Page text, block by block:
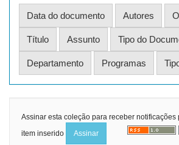
Assinar esta coleção para receber notificações
item inserido